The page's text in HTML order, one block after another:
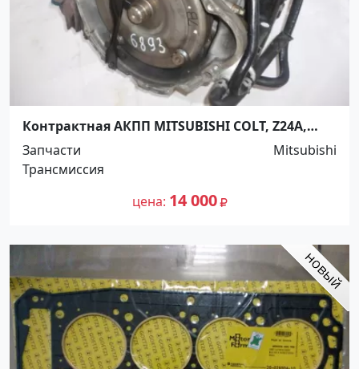
Контрактная АКПП MITSUBISHI COLT, Z24A,
4A91, W1C1A1M2Z Ростов
Запчасти
Mitsubishi
Трансмиссия
цена 14 000